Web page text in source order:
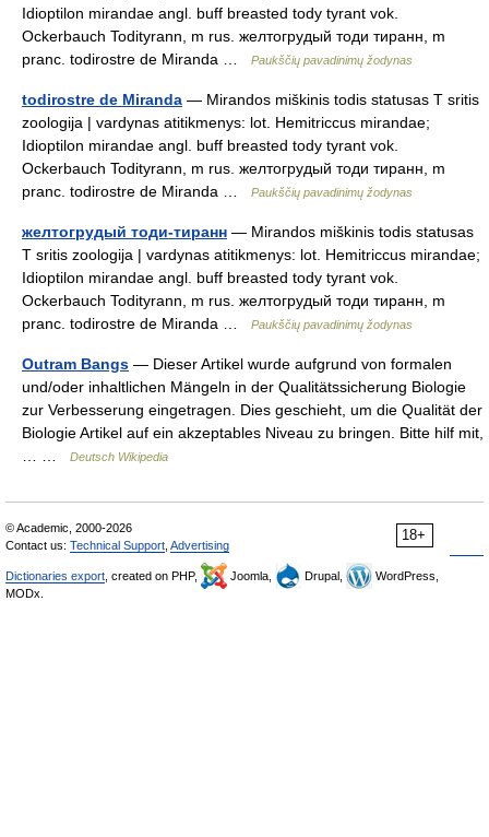
Idioptilon mirandae angl. buff breasted tody tyrant vok.
Ockerbauch Todityrann, m rus. желтогрудый тоди тиранн, m
pranc. todirostre de Miranda …
Paukščių pavadinimų žodynas
todirostre de Miranda — Mirandos miškinis todis statusas T sritis
zoologija | vardynas atitikmenys: lot. Hemitriccus mirandae;
Idioptilon mirandae angl. buff breasted tody tyrant vok.
Ockerbauch Todityrann, m rus. желтогрудый тоди тиранн, m
pranc. todirostre de Miranda …
Paukščių pavadinimų žodynas
желтогрудый тоди-тиранн — Mirandos miškinis todis statusas
T sritis zoologija | vardynas atitikmenys: lot. Hemitriccus mirandae;
Idioptilon mirandae angl. buff breasted tody tyrant vok.
Ockerbauch Todityrann, m rus. желтогрудый тоди тиранн, m
pranc. todirostre de Miranda …
Paukščių pavadinimų žodynas
Outram Bangs — Dieser Artikel wurde aufgrund von formalen
und/oder inhaltlichen Mängeln in der Qualitätssicherung Biologie
zur Verbesserung eingetragen. Dies geschieht, um die Qualität der
Biologie Artikel auf ein akzeptables Niveau zu bringen. Bitte hilf mit,
Deutsch Wikipedia
18+
© Academic, 2000-2026
Contact us: Technical Support Advertising
Dictionaries export , created on PHP, Joomla, Drupal,
WordPress,
MODx.